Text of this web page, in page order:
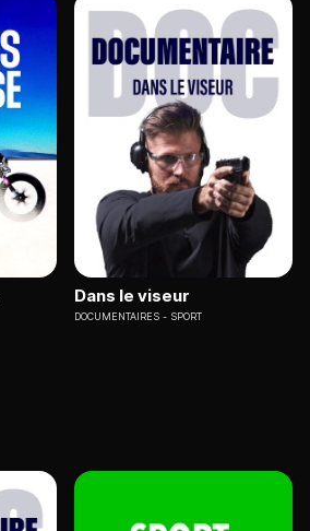
Dans le viseur
DOCUMENTAIRES SPORT